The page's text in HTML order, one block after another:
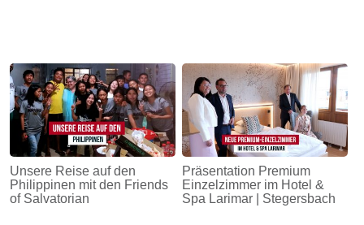
Unsere Reise auf den
Philippinen mit den Friends
of Salvatorian
Präsentation Premium
Einzelzimmer im Hotel &
Spa Larimar | Stegersbach